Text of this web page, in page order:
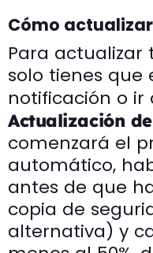
Cómo actualizar
Para actualizar
solo tienes que
notificación o ir
Actualización
comenzará el
automático,
antes de que
copia de
alternativa) y